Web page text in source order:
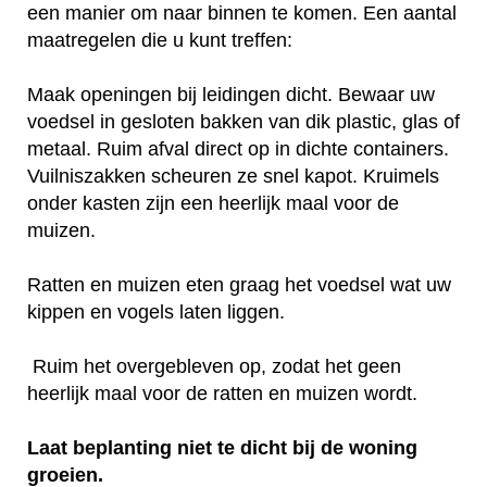
een manier om naar binnen te komen. Een aantal
maatregelen die u kunt treffen:
Maak openingen bij leidingen dicht. Bewaar uw
voedsel in gesloten bakken van dik plastic, glas of
metaal. Ruim afval direct op in dichte containers.
Vuilniszakken scheuren ze snel kapot. Kruimels
onder kasten zijn een heerlijk maal voor de
muizen.
Ratten en muizen eten graag het voedsel wat uw
kippen en vogels laten liggen.
Ruim het overgebleven op, zodat het geen
heerlijk maal voor de ratten en muizen wordt.
Laat beplanting niet te dicht bij de woning
groeien.